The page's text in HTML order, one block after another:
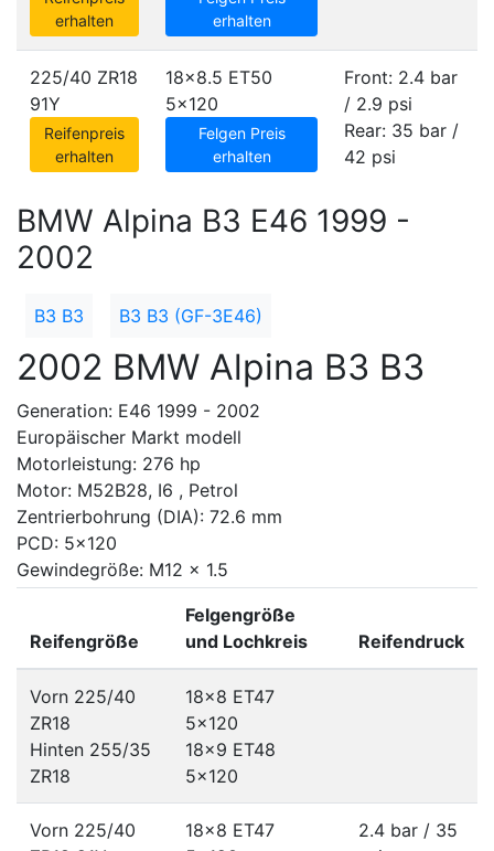
erhalten
erhalten
225/40 ZR18
91Y
Reifenpreis
erhalten
18x8.5 ET50
5x120
Felgen Preis
erhalten
Front: 2.4 bar
/ 2.9 psi
Rear: 35 bar /
42 psi
BMW Alpina B3 E46 1999 -
2002
B3 B3 B3 B3 (GF-3E46)
2002 BMW Alpina B3 B3
Generation: E46 1999 - 2002
Europäischer Markt modell
Motorleistung: 276 hp
Motor: M52B28, I6 , Petrol
Zentrierbohrung (DIA): 72.6 mm
PCD: 5x120
Gewindegröße: M12 x 1.5
Reifengröße
Felgengröße
und Lochkreis
Reifendruck
Vorn 225/40
ZR18
Hinten 255/35
ZR18
18x8 ET47
5x120
18x9 ET48
5x120
Vorn 225/40
18x8 ET47
2.4 bar / 35